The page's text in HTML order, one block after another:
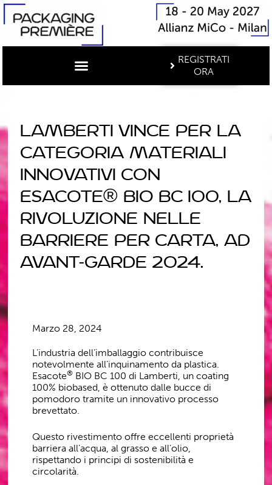
REGISTRATI
ORA
Lamberti vince per la
categoria Materiali
Innovativi con
Esacote® BIO BC 100, la
Rivoluzione nelle
Barriere per Carta, ad
Avant-Garde 2024.
Marzo 28, 2024
L’industria dell’imballaggio contribuisce
notevolmente all’inquinamento da plastica.
Esacote® BIO BC 100 di Lamberti, un coating
100% biobased, è ottenuto dalle bucce di
pomodoro tramite un innovativo processo
brevettato.
Questo rivestimento offre eccellenti proprietà
barriera all’acqua, al grasso e all’olio,
rispettando i principi di sostenibilità e
circolarità.